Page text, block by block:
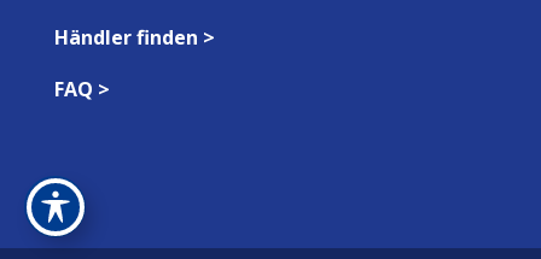
Händler finden >
FAQ >